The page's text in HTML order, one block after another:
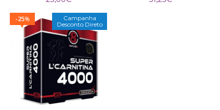
Campanha
Desconto Direto
%
25